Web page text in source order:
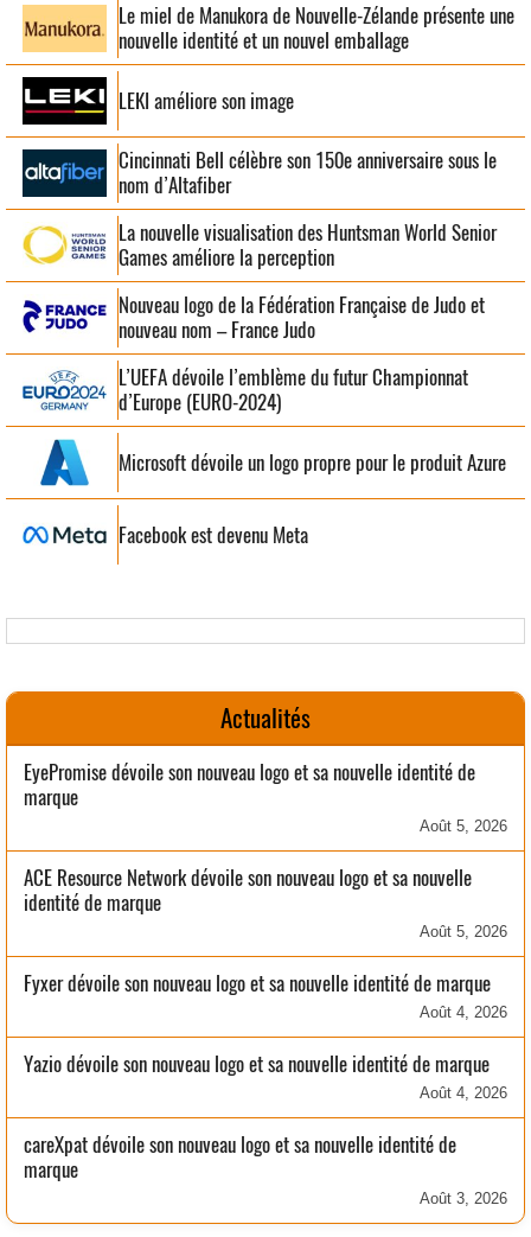
Le miel de Manukora de Nouvelle-Zélande présente une
nouvelle identité et un nouvel emballage
LEKI améliore son image
Cincinnati Bell célèbre son 150e anniversaire sous le
nom d’Altafiber
La nouvelle visualisation des Huntsman World Senior
Games améliore la perception
Nouveau logo de la Fédération Française de Judo et
nouveau nom – France Judo
L’UEFA dévoile l’emblème du futur Championnat
d’Europe (EURO-2024)
Microsoft dévoile un logo propre pour le produit Azure
Facebook est devenu Meta
Actualités
EyePromise dévoile son nouveau logo et sa nouvelle identité de
marque
Août 5, 2026
ACE Resource Network dévoile son nouveau logo et sa nouvelle
identité de marque
Août 5, 2026
Fyxer dévoile son nouveau logo et sa nouvelle identité de marque
Août 4, 2026
Yazio dévoile son nouveau logo et sa nouvelle identité de marque
Août 4, 2026
careXpat dévoile son nouveau logo et sa nouvelle identité de
marque
Août 3, 2026